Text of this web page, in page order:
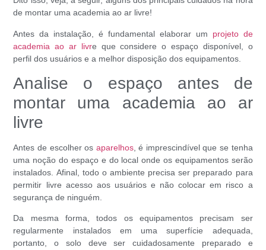
de montar uma academia ao ar livre!
Antes da instalação, é fundamental elaborar um projeto de
academia ao ar livre que considere o espaço disponível, o
perfil dos usuários e a melhor disposição dos equipamentos.
Analise o espaço antes de
montar uma academia ao ar
livre
Antes de escolher os aparelhos, é imprescindível que se tenha
uma noção do espaço e do local onde os equipamentos serão
instalados. Afinal, todo o ambiente precisa ser preparado para
permitir livre acesso aos usuários e não colocar em risco a
segurança de ninguém.
Da mesma forma, todos os equipamentos precisam ser
regularmente instalados em uma superfície adequada,
portanto, o solo deve ser cuidadosamente preparado e